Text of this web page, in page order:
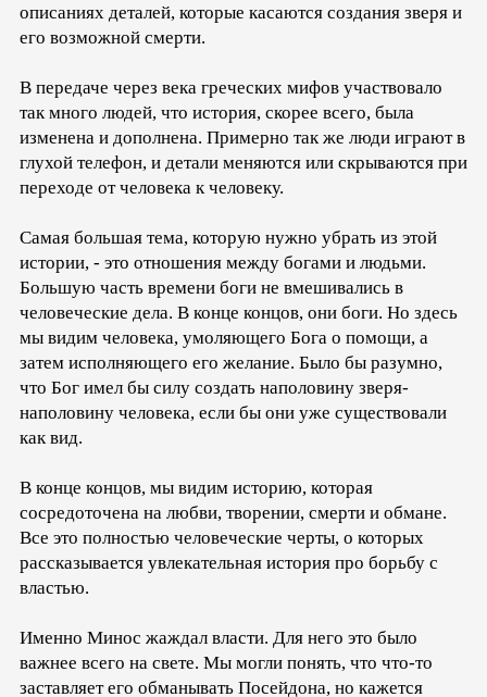
описаниях деталей, которые касаются создания зверя и
его возможной смерти.
В передаче через века греческих мифов участвовало
так много людей, что история, скорее всего, была
изменена и дополнена. Примерно так же люди играют в
глухой телефон, и детали меняются или скрываются при
переходе от человека к человеку.
Самая большая тема, которую нужно убрать из этой
истории, - это отношения между богами и людьми.
Большую часть времени боги не вмешивались в
человеческие дела. В конце концов, они боги. Но здесь
мы видим человека, умоляющего Бога о помощи, а
затем исполняющего его желание. Было бы разумно,
что Бог имел бы силу создать наполовину зверя-
наполовину человека, если бы они уже существовали
как вид.
В конце концов, мы видим историю, которая
сосредоточена на любви, творении, смерти и обмане.
Все это полностью человеческие черты, о которых
рассказывается увлекательная история про борьбу с
властью.
Именно Минос жаждал власти. Для него это было
важнее всего на свете. Мы могли понять, что что-то
заставляет его обманывать Посейдона, но кажется